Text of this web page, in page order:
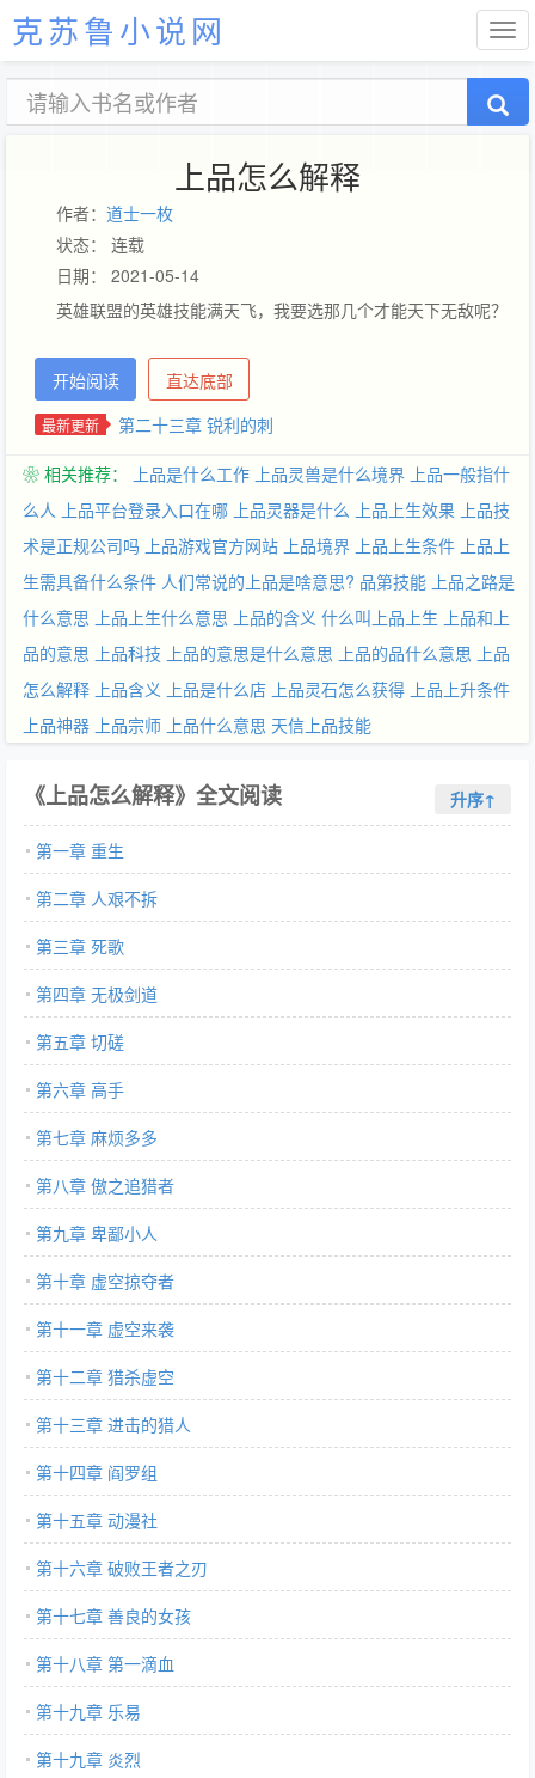
克苏鲁小说网
上品怎么解释
作者： 道士一枚
状态： 连载
日期： 2021-05-14
英雄联盟的英雄技能满天飞，我要选那几个才能天下无敌呢？
开始阅读 直达底部
最新更新 第二十三章 锐利的刺
❀ 相关推荐： 上品是什么工作 上品灵兽是什么境界 上品一般指什
么人 上品平台登录入口在哪 上品灵器是什么 上品上生效果 上品技
术是正规公司吗 上品游戏官方网站 上品境界 上品上生条件 上品上
生需具备什么条件 人们常说的上品是啥意思? 品第技能 上品之路是
什么意思 上品上生什么意思 上品的含义 什么叫上品上生 上品和上
品的意思 上品科技 上品的意思是什么意思 上品的品什么意思 上品
怎么解释 上品含义 上品是什么店 上品灵石怎么获得 上品上升条件
上品神器 上品宗师 上品什么意思 天信上品技能
《上品怎么解释》全文阅读 升序↑
第一章 重生
第二章 人艰不拆
第三章 死歌
第四章 无极剑道
第五章 切磋
第六章 高手
第七章 麻烦多多
第八章 傲之追猎者
第九章 卑鄙小人
第十章 虚空掠夺者
第十一章 虚空来袭
第十二章 猎杀虚空
第十三章 进击的猎人
第十四章 阎罗组
第十五章 动漫社
第十六章 破败王者之刃
第十七章 善良的女孩
第十八章 第一滴血
第十九章 乐易
第十九章 炎烈